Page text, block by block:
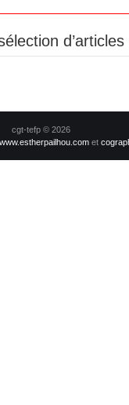
cgt-tefp © 2026
www.estherpailhou.com et